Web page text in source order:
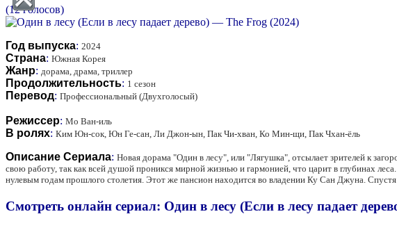
(12 голосов)
Год выпуска: 2024
Страна: Южная Корея
Жанр: дорама, драма, триллер
Продолжительность: 1 сезон
Перевод: Профессиональный (Двухголосый)
Режиссер: Мо Ван-иль
В ролях: Ким Юн-сок, Юн Ге-сан, Ли Джон-ын, Пак Чи-хван, Ко Мин-щи, Пак Чхан-ёль
Описание Сериала: Новая дорама "Один в лесу", или "Лягушка", отсылает зрителей к
свою работу, так как всей душой проникся мирной жизнью и гармонией, что царит в глубинах
нулевым годам прошлого столетия. Этот же пансион находится во владении Ку Сан Джуна.
Смотреть онлайн сериал: Один в лесу (Если в лесу падает